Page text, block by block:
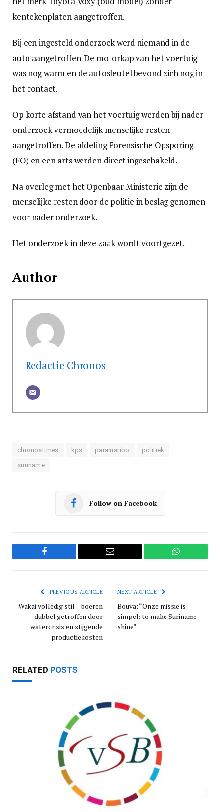
kentekenplaten aangetroffen.
Bij een ingesteld onderzoek werd niemand in de
auto aangetroffen. De motorkap van het voertuig
was nog warm en de autosleutel bevond zich nog in
het contact.
Op korte afstand van het voertuig werden bij nader
onderzoek vermoedelijk menselijke resten
aangetroffen. De afdeling Forensische Opsporing
(FO) en een arts werden direct ingeschakeld.
Na overleg met het Openbaar Ministerie zijn de
menselijke resten door de politie in beslag genomen
voor nader onderzoek.
Het onderzoek in deze zaak wordt voortgezet.
Author
Redactie Chronos
chronostimes kps paramaribo politiek
suriname
Follow on Facebook
Facebook Email WhatsApp
PREVIOUS ARTICLE
Wakai volledig stil – boeren
dubbel getroffen door
watercrisis en stijgende
productiekosten
NEXT ARTICLE
Bouva: “Onze missie is
simpel: to make Suriname
shine”
RELATED POSTS